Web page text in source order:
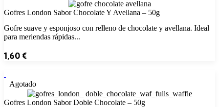
Gofres London Sabor Chocolate Y Avellana – 50g
Gofre suave y esponjoso con relleno de chocolate y avellana. Ideal
para meriendas rápidas...
1,60€
Agotado
Gofres London Sabor Doble Chocolate – 50g